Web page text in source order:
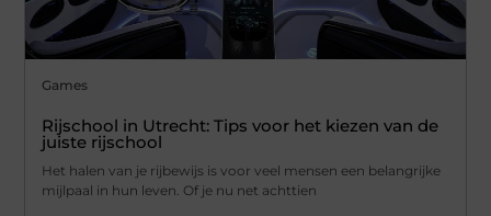
Games
Rijschool in Utrecht: Tips voor het kiezen van de
juiste rijschool
Het halen van je rijbewijs is voor veel mensen een belangrijke
mijlpaal in hun leven. Of je nu net achttien